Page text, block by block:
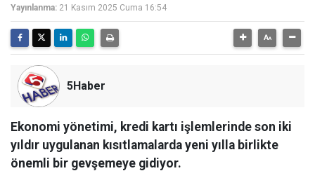
Yayınlanma: 21 Kasım 2025 Cuma 16:54
5Haber
Ekonomi yönetimi, kredi kartı işlemlerinde son iki
yıldır uygulanan kısıtlamalarda yeni yılla birlikte
önemli bir gevşemeye gidiyor.